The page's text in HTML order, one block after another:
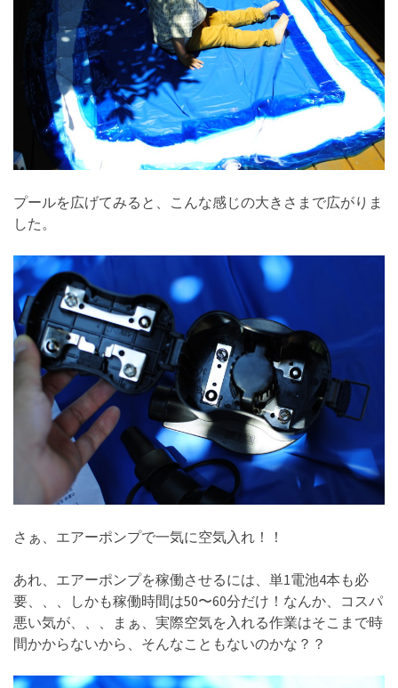
プールを広げてみると、こんな感じの大きさまで広がりま
した。
さぁ、エアーポンプで一気に空気入れ！！
あれ、エアーポンプを稼働させるには、単1電池4本も必
要、、、しかも稼働時間は50〜60分だけ！なんか、コスパ
悪い気が、、、まぁ、実際空気を入れる作業はそこまで時
間かからないから、そんなこともないのかな？？